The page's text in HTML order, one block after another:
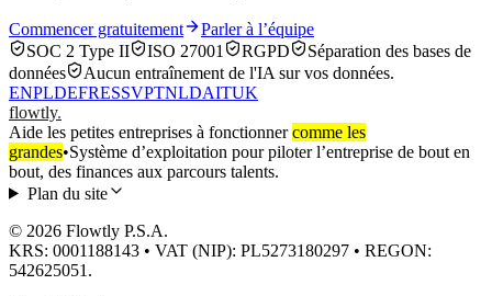
Commencer gratuitement
Parler à l’équipe
SOC 2 Type II
ISO 27001 RGPD
Séparation des bases de
données
Aucun entraînement de l'IA sur vos données.
ENPLDEFRESSVPTNLDAITUK
flowtly.
Aide les petites entreprises à fonctionnercomme les
grandes•Système d’exploitation pour piloter l’entreprise de bout en
bout, des finances aux parcours talents.
Plan du site
© 2026 Flowtly P.S.A.
KRS: 0001188143 • VAT (NIP): PL5273180297 • REGON:
542625051.